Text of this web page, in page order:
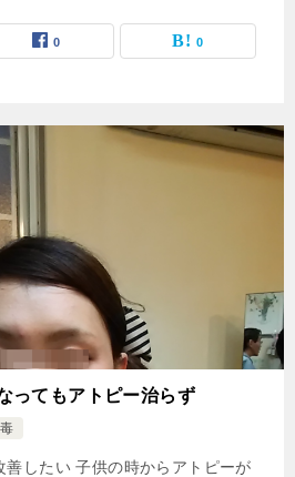
0 0
ってもアトピー治らず
善したい 子供の時からアトピーが